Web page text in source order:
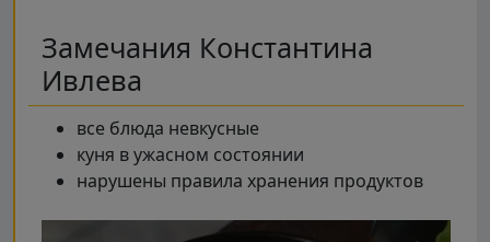
Замечания Константина
Ивлева
все блюда невкусные
куня в ужасном состоянии
нарушены правила хранения продуктов